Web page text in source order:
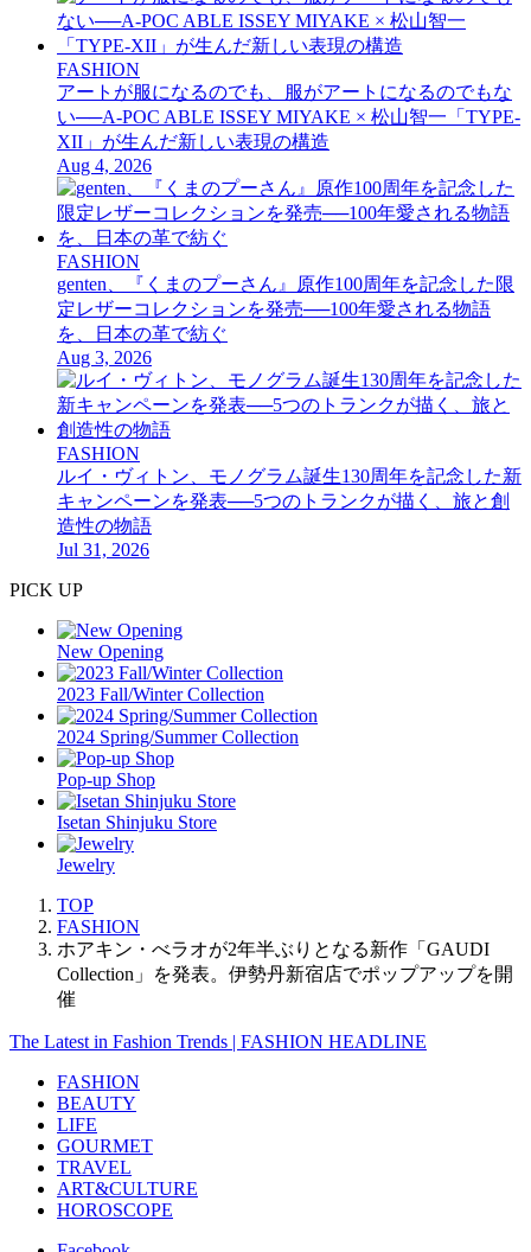
FASHION
アートが服になるのでも、服がアートになるのでもな
い──A-POC ABLE ISSEY MIYAKE × 松山智一「TYPE-
XII」が生んだ新しい表現の構造
Aug 4, 2026
FASHION
genten、『くまのプーさん』原作100周年を記念した限
定レザーコレクションを発売──100年愛される物語
を、日本の革で紡ぐ
Aug 3, 2026
FASHION
ルイ・ヴィトン、モノグラム誕生130周年を記念した新
キャンペーンを発表──5つのトランクが描く、旅と創
造性の物語
Jul 31, 2026
PICK UP
New Opening
2023 Fall/Winter Collection
2024 Spring/Summer Collection
Pop-up Shop
Isetan Shinjuku Store
Jewelry
TOP
FASHION
ホアキン・べラオが2年半ぶりとなる新作「GAUDI
Collection」を発表。伊勢丹新宿店でポップアップを開
催
The Latest in Fashion Trends | FASHION HEADLINE
FASHION
BEAUTY
LIFE
GOURMET
TRAVEL
ART&CULTURE
HOROSCOPE